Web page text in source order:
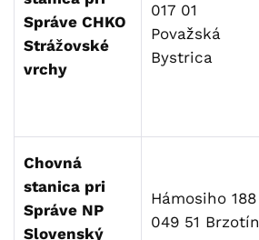
Správe CHKO
Strážovské
vrchy
017 01
Považská
Bystrica
Chovná
stanica pri
Správe NP
Slovenský
Hámosiho 188
049 51 Brzotín